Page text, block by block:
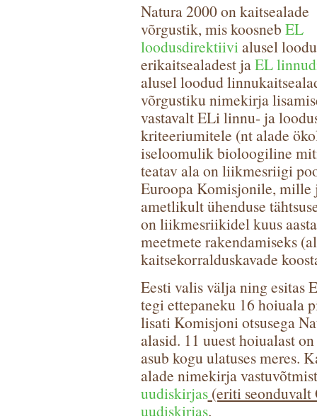
Natura 2000 on kaitsealade
võrgustik, mis koosneb EL
loodusdirektiivialusel
erikaitsealadest jaEL
alusel loodud
võrgustiku nimekirja
vastavalt ELi linnu- ja
kriteeriumitele (nt alade
iseloomulik bioloogiline
teatav ala on liikmesriigi
Euroopa Komisjonile, mille
ametlikult ühenduse
on liikmesriikidel kuus
meetmete rakendamiseks
kaitsekorralduskavade
Eesti valis välja ning esitas
tegi ettepaneku 16 hoiuala
lisati Komisjoni otsusega
alasid. 11 uuest hoiualast
asub kogu ulatuses meres.
alade nimekirja
uudiskirjas(eriti seonduvalt
uudiskirjas.